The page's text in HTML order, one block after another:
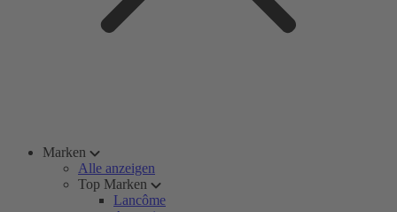
Marken
Alle anzeigen
Top Marken
Lancôme